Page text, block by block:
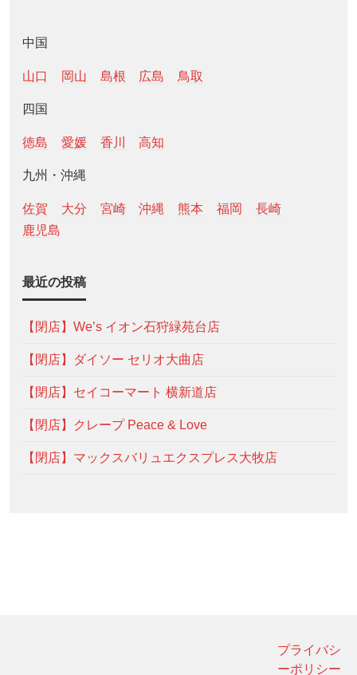
中国
山口 岡山 島根 広島 鳥取
四国
徳島 愛媛 香川 高知
九州・沖縄
佐賀 大分 宮崎 沖縄 熊本 福岡
長崎
鹿児島
最近の投稿
【閉店】We’s イオン石狩緑苑台店
【閉店】ダイソー セリオ大曲店
【閉店】セイコーマート 横新道店
【閉店】クレープ Peace & Love
【閉店】マックスバリュエクスプレス大牧店
プライバシ
ーポリシー